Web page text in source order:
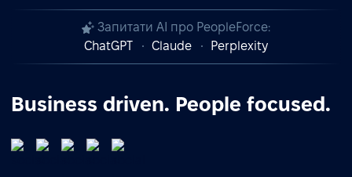
Запитати AI про PeopleForce:
ChatGPT
Claude Perplexity
Business driven. People focused.